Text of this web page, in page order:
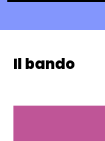
Il bando